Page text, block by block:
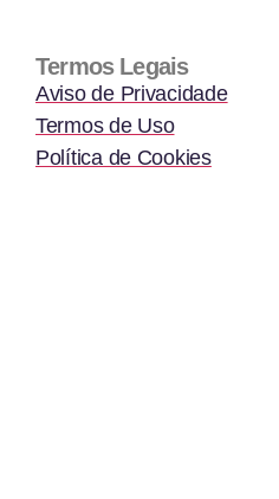
Termos Legais
Aviso de Privacidade
Termos de Uso
Política de Cookies